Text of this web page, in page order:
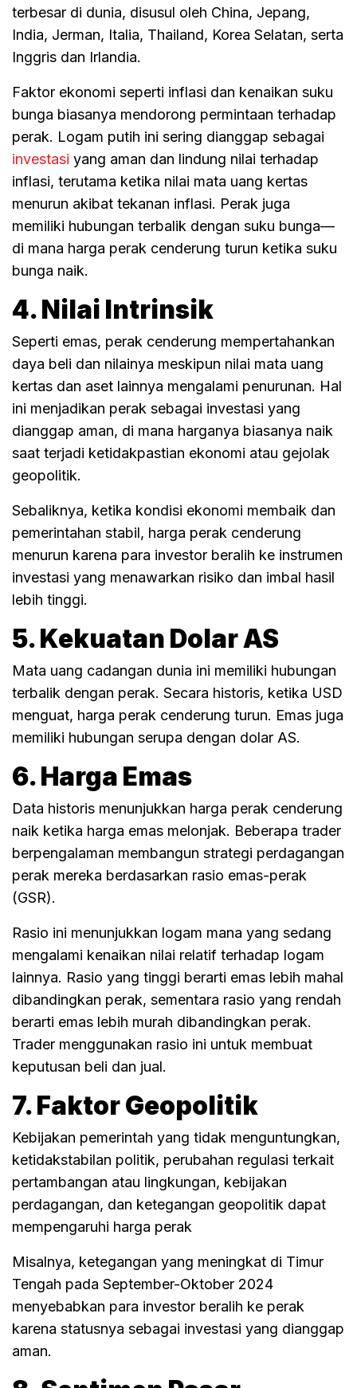
terbesar di dunia, disusul oleh China, Jepang,
India, Jerman, Italia, Thailand, Korea Selatan, serta
Inggris dan Irlandia.
Faktor ekonomi seperti inflasi dan kenaikan suku
bunga biasanya mendorong permintaan terhadap
perak. Logam putih ini sering dianggap sebagai
investasi yang aman dan lindung nilai terhadap
inflasi, terutama ketika nilai mata uang kertas
menurun akibat tekanan inflasi. Perak juga
memiliki hubungan terbalik dengan suku bunga—
di mana harga perak cenderung turun ketika suku
bunga naik.
4. Nilai Intrinsik
Seperti emas, perak cenderung mempertahankan
daya beli dan nilainya meskipun nilai mata uang
kertas dan aset lainnya mengalami penurunan. Hal
ini menjadikan perak sebagai investasi yang
dianggap aman, di mana harganya biasanya naik
saat terjadi ketidakpastian ekonomi atau gejolak
geopolitik.
Sebaliknya, ketika kondisi ekonomi membaik dan
pemerintahan stabil, harga perak cenderung
menurun karena para investor beralih ke instrumen
investasi yang menawarkan risiko dan imbal hasil
lebih tinggi.
5. Kekuatan Dolar AS
Mata uang cadangan dunia ini memiliki hubungan
terbalik dengan perak. Secara historis, ketika USD
menguat, harga perak cenderung turun. Emas juga
memiliki hubungan serupa dengan dolar AS.
6. Harga Emas
Data historis menunjukkan harga perak cenderung
naik ketika harga emas melonjak. Beberapa trader
berpengalaman membangun strategi perdagangan
perak mereka berdasarkan rasio emas-perak
(GSR).
Rasio ini menunjukkan logam mana yang sedang
mengalami kenaikan nilai relatif terhadap logam
lainnya. Rasio yang tinggi berarti emas lebih mahal
dibandingkan perak, sementara rasio yang rendah
berarti emas lebih murah dibandingkan perak.
Trader menggunakan rasio ini untuk membuat
keputusan beli dan jual.
7. Faktor Geopolitik
Kebijakan pemerintah yang tidak menguntungkan,
ketidakstabilan politik, perubahan regulasi terkait
pertambangan atau lingkungan, kebijakan
perdagangan, dan ketegangan geopolitik dapat
mempengaruhi harga perak
Misalnya, ketegangan yang meningkat di Timur
Tengah pada September-Oktober 2024
menyebabkan para investor beralih ke perak
karena statusnya sebagai investasi yang dianggap
aman.